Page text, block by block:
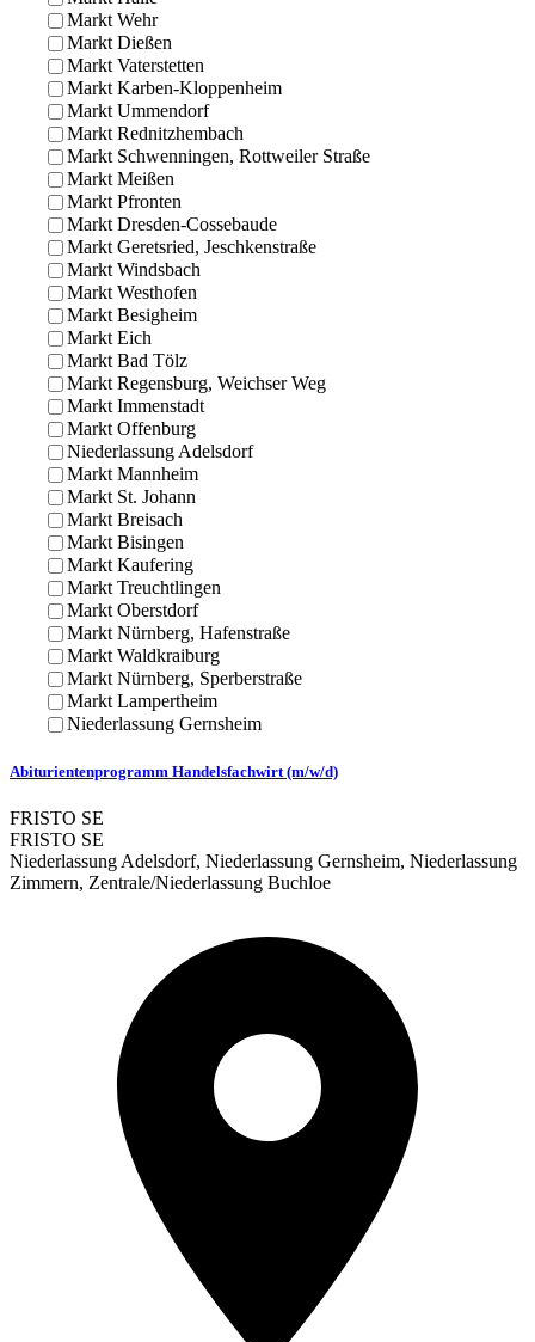
Markt Wehr
Markt Dießen
Markt Vaterstetten
Markt Karben-Kloppenheim
Markt Ummendorf
Markt Rednitzhembach
Markt Schwenningen, Rottweiler Straße
Markt Meißen
Markt Pfronten
Markt Dresden-Cossebaude
Markt Geretsried, Jeschkenstraße
Markt Windsbach
Markt Westhofen
Markt Besigheim
Markt Eich
Markt Bad Tölz
Markt Regensburg, Weichser Weg
Markt Immenstadt
Markt Offenburg
Niederlassung Adelsdorf
Markt Mannheim
Markt St. Johann
Markt Breisach
Markt Bisingen
Markt Kaufering
Markt Treuchtlingen
Markt Oberstdorf
Markt Nürnberg, Hafenstraße
Markt Waldkraiburg
Markt Nürnberg, Sperberstraße
Markt Lampertheim
Niederlassung Gernsheim
Abiturientenprogramm Handelsfachwirt (m/w/d)
FRISTO SE
FRISTO SE
Niederlassung Adelsdorf, Niederlassung Gernsheim, Niederlassung
Zimmern, Zentrale/Niederlassung Buchloe